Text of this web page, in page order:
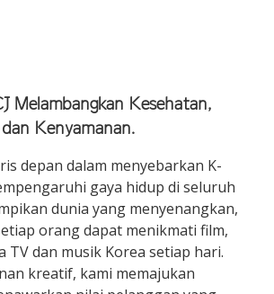
Melambangkan Kesehatan,
Kenyamanan.
depan dalam menyebarkan K-
gaya hidup di seluruh
dunia yang menyenangkan,
orang dapat menikmati film,
TV dan musik Korea setiap hari.
kreatif, kami memajukan